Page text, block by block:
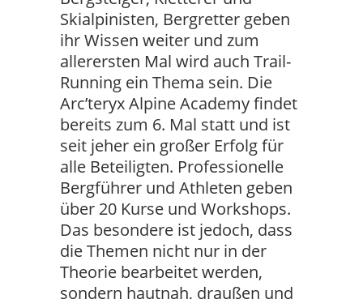
Skialpinisten, Bergretter geben
ihr Wissen weiter und zum
allerersten Mal wird auch Trail-
Running ein Thema sein. Die
Arc’teryx Alpine Academy findet
bereits zum 6. Mal statt und ist
seit jeher ein großer Erfolg für
alle Beteiligten. Professionelle
Bergführer und Athleten geben
über 20 Kurse und Workshops.
Das besondere ist jedoch, dass
die Themen nicht nur in der
Theorie bearbeitet werden,
sondern hautnah, draußen und